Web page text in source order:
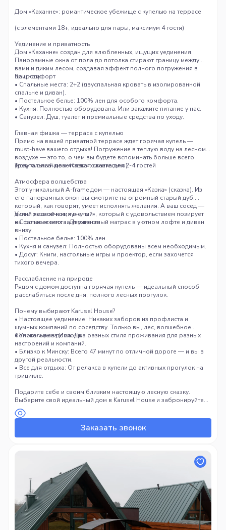
Дом «Каханне»: романтическое убежище с купелью на террасе
(с элементами 18+, идеально для пары, максимум 4 гостя)
Уединение и приватность
Дом «Каханне» создан для влюбленных, ищущих уединения.
Панорамные окна от пола до потолка стирают границу между
вами и диким лесом, создавая эффект полного погружения в
природу.
Ваш комфорт
• Спальные места: 2+2 (двуспальная кровать в изолированной
спальне и диван).
• Постельное белье: 100% лен для особого комфорта.
• Кухня: Полностью оборудована. Или закажите питание у нас.
• Санузел: Душ, туалет и премиальные средства по уходу.
Главная фишка — терраса с купелью
Прямо на вашей приватной террасе ждет горячая купель —
must-have вашего отдыха! Погружение в теплую воду на лесном
воздухе — это то, о чем вы будете вспоминать больше всего
(услуга оплачивается дополнительно).
Треугольный дом «Казка»: сказка для 2-4 гостей
Атмосфера волшебства
Этот уникальный A-frame дом — настоящая «Казка» (сказка). Из
его панорамных окон вы смотрите на огромный старый дуб,
который, как говорят, умеет исполнять желания. А ваш сосед —
дикий лесной кот, «ученый», который с удовольствием позирует
на фотосессиях за угощение.
Уют и развлечения внутри
• Спальные места: Двухместный матрас в уютном лофте и диван
внизу.
• Постельное белье: 100% лен.
• Кухня и санузел: Полностью оборудованы всем необходимым.
• Досуг: Книги, настольные игры и проектор, если захочется
тихого вечера.
Расслабление на природе
Рядом с домом доступна горячая купель — идеальный способ
расслабиться после дня, полного лесных прогулок.
Почему выбирают Karusel House?
• Настоящее уединение: Никаких заборов из профлиста и
шумных компаний по соседству. Только вы, лес, волшебное
болото и река Ислочь.
• Уникальные дома: Два разных стиля проживания для разных
настроений и компаний.
• Близко к Минску: Всего 47 минут по отличной дороге — и вы в
другой реальности.
• Все для отдыха: От релакса в купели до активных прогулок на
трицикле.
Подарите себе и своим близким настоящую лесную сказку.
Выберите свой идеальный дом в Karusel House и забронируйте
побег из города!
Заказать звонок